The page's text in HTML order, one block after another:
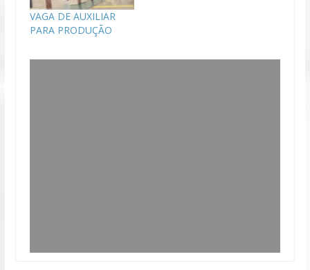
VAGA DE AUXILIAR
PARA PRODUÇÃO